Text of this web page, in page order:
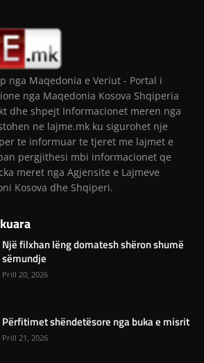
nga Maqedonia e Veriut - Portal i
nga Maqedonia Kosova Shqiperia
dhe shpejt Informacionet meren nga
ne lajme.mk ku sigurohet nje
te informuar te tjeret me lajmet e
pergjithesi mbi informacionet qe
meret nga Agjensite e Lajmeve
Kosova dhe Shqiperi.
Një filxhan lëng domatesh shëron shumë
sëmundje
Prill 20, 2026
Përfitimet shëndetësore nga buka e misrit
Prill 21, 2026